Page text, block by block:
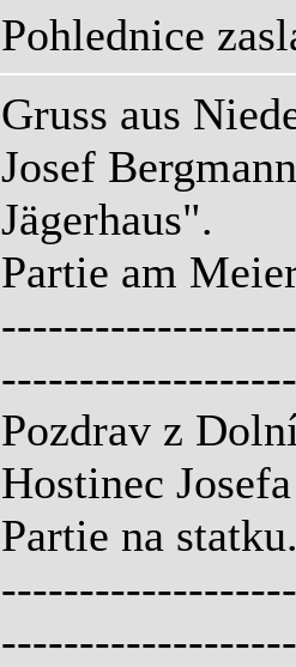
Pohlednice
Gruss aus
Josef
Jägerhaus".
Partie am
-------------------
Pozdrav z
Hostinec
Partie na
-------------------